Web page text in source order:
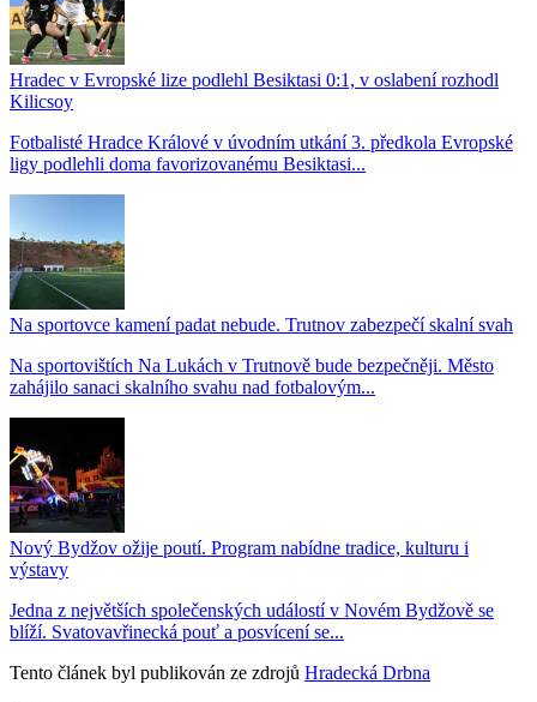
Hradec v Evropské lize podlehl Besiktasi 0:1, v oslabení rozhodl
Kilicsoy
Fotbalisté Hradce Králové v úvodním utkání 3. předkola Evropské
ligy podlehli doma favorizovanému Besiktasi...
Na sportovce kamení padat nebude. Trutnov zabezpečí skalní svah
Na sportovištích Na Lukách v Trutnově bude bezpečněji. Město
zahájilo sanaci skalního svahu nad fotbalovým...
Nový Bydžov ožije poutí. Program nabídne tradice, kulturu i
výstavy
Jedna z největších společenských událostí v Novém Bydžově se
blíží. Svatovavřinecká pouť a posvícení se...
Tento článek byl publikován ze zdrojů Hradecká Drbna